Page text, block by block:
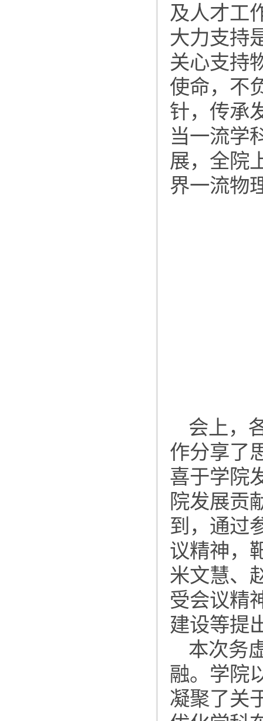
及人才工
大力支持
关心支持
使命，不
针，传承
当一流学
展，全院
界一流物
会上，
作分享了
喜于学院
院发展贡
到，通过
议精神，
米文慧、
受会议精
建设等提
本次务
融。学院
凝聚了关